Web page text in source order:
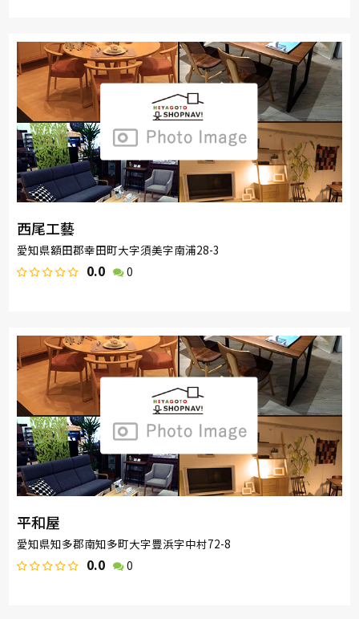
西尾工藝
愛知県額田郡幸田町大字須美字南浦28-3
0.0 0
平和屋
愛知県知多郡南知多町大字豊浜字中村72-8
0.0 0